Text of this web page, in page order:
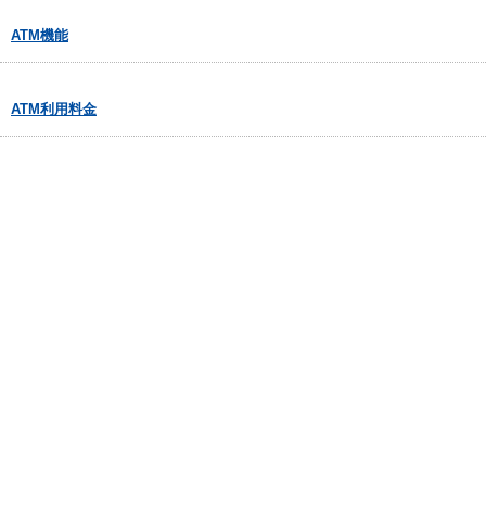
ATM機能
ATM利用料金